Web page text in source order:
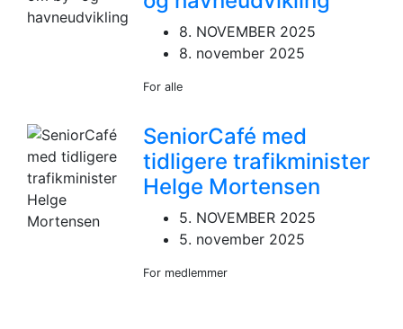
8. NOVEMBER 2025
8. november 2025
For alle
SeniorCafé med
tidligere trafikminister
Helge Mortensen
5. NOVEMBER 2025
5. november 2025
For medlemmer